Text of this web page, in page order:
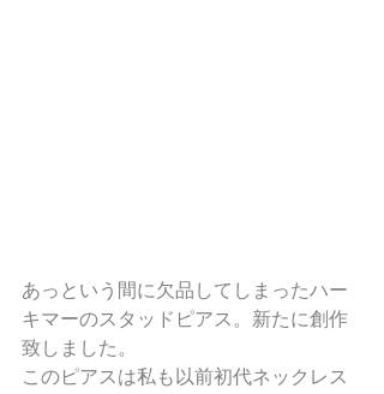
あっという間に欠品してしまったハー
キマーのスタッドピアス。新たに創作
致しました。
このピアスは私も以前初代ネックレス